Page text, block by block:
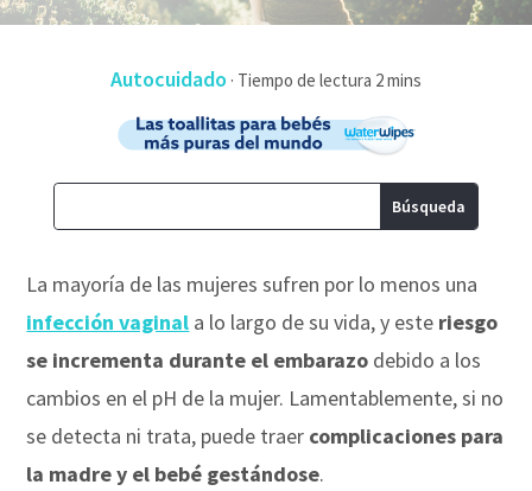
Autocuidado ·
La mayoría de las mujeres sufren por lo menos una
infección vaginal a lo largo de su vida, y este riesgo
se incrementa durante el embarazo debido a los
cambios en el pH de la mujer. Lamentablemente, si no
se detecta ni trata, puede traer complicaciones para
la madre y el bebé gestándose.